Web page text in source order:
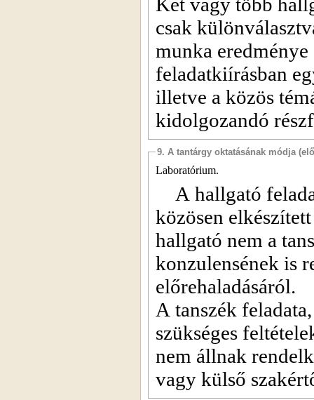
csak
munka
feladatkiírásban
illetve a közös
kidolgozandó
9. A tantárgy oktatásának módja
Laboratórium.
A hallgató
közösen
hallgató nem a
konzulensének is
előrehaladásáról.
A tanszék
szükséges
nem állnak
vagy külső